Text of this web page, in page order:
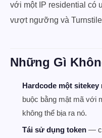
với một IP residential có
vượt ngưỡng và
Những Gì
Hardcode một sitekey
buộc bằng mật mã với
không thể bịa ra nó.
Tái sử dụng token —